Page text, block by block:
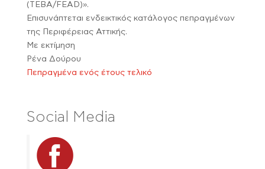
(ΤΕΒΑ/FEAD)».
Επισυνάπτεται ενδεικτικός κατάλογος πεπραγμένων
της Περιφέρειας Αττικής.
Με εκτίμηση
Ρένα Δούρου
Πεπραγμένα ενός έτους τελικό
Social Media